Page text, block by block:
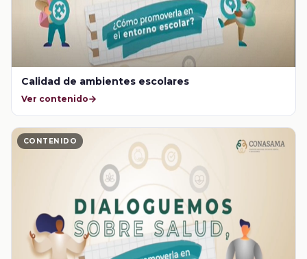
Calidad de ambientes escolares
Ver contenido
CONTENIDO